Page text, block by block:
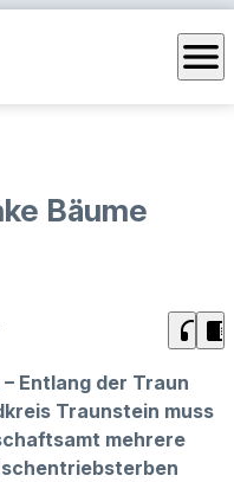
menu
Bäume
headphones chrome_reader_mode
Entlang der Traun
Traunstein muss
mehrere